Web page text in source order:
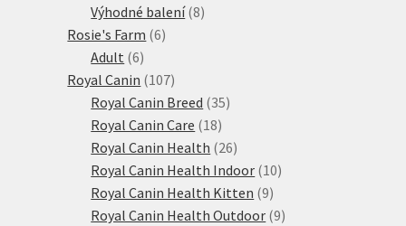
produktů
Výhodné balení 88
Rosie's Farm 66
Adult 66
produktů
Royal Canin 107107
produktů
Royal Canin Breed 3535
Royal Canin Care 1818
produktů
Royal Canin Health 2626
produktů
Royal Canin Health Indoor 1010
Royal Canin Health Kitten 99
produktů
Royal Canin Health Outdoor 99